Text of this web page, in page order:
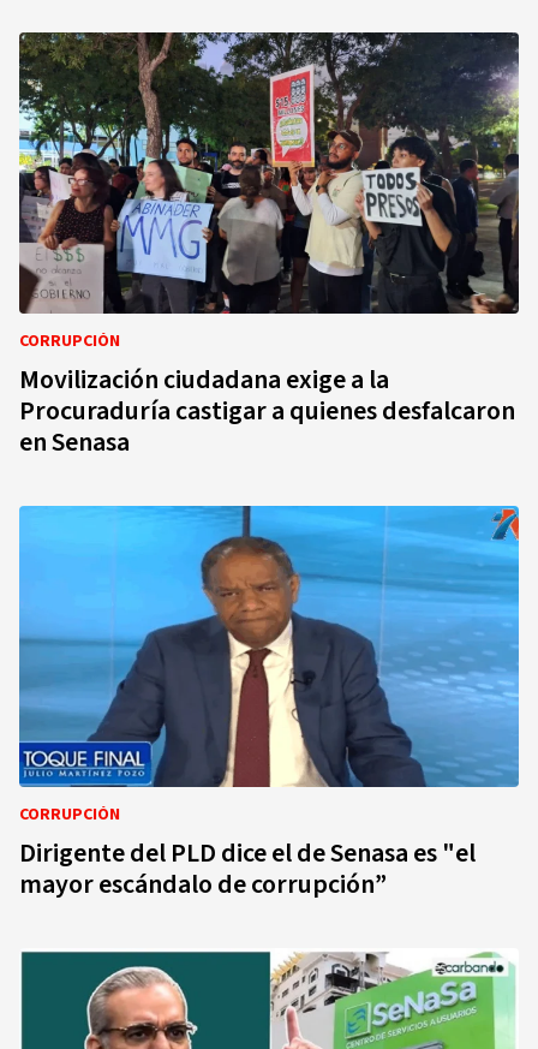
CORRUPCIÓN
Movilización ciudadana exige a la
Procuraduría castigar a quienes desfalcaron
en Senasa
CORRUPCIÓN
Dirigente del PLD dice el de Senasa es "el
mayor escándalo de corrupción”